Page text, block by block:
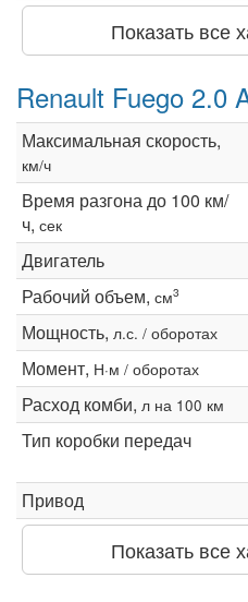
Показать все
Renault Fuego 2.0
Максимальная скорость,
км/ч
Время разгона до 100 км/
ч, сек
Двигатель
Рабочий объем, см3
Мощность, л.с. / оборотах
Момент, Н·м / оборотах
Расход комби, л на 100 км
Тип коробки передач
Привод
Показать все